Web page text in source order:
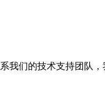
我们的技术支持团队，